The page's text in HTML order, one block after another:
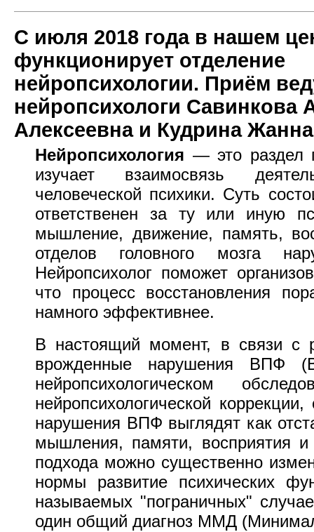
С июля 2018 года в нашем
функционирует отделение
нейропсихологии. Приём
нейропсихологи Савинкова
Алексеевна и Кудрина
Нейропсихология — это раздел
изучает взаимосвязь
человеческой психики. Суть
ответственен за ту или иную
мышление, движение, память,
отделов головного мозга
Нейропсихолог поможет
что процесс восстановления
намного эффективнее.
В настоящий момент, в связи с
врожденные нарушения ВПФ
нейропсихологическом
нейропсихологической
нарушения ВПФ выглядят как
мышления, памяти, восприятия и
подхода можно существенно
нормы развитие психических
называемых "пограничных"
один общий диагноз ММД